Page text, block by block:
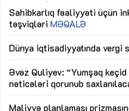
Sahibkarlıq fəaliyyəti üçün
təşviqləriMƏQALƏ
Dünya iqtisadiyyatında
Əvəz Quliyev: “Yumşaq keçid
nəticələri qorunub
Maliyyə planlaması